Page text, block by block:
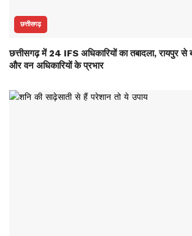
छत्तीसगढ़
छत्तीसगढ़ में 24 IFS अधिकारियों का तबादला, रायपुर
और वन अधिकारियों के प्रभार